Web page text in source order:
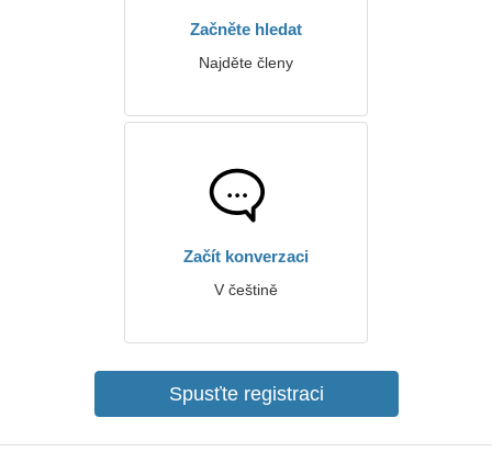
Začněte hledat
Najděte členy
Začít konverzaci
V češtině
Spusťte registraci